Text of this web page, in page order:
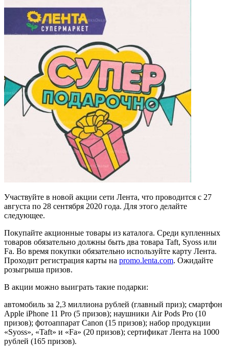
Участвуйте в новой акции сети Лента, что проводится с 27
августа по 28 сентября 2020 года. Для этого делайте
следующее.
Покупайте акционные товары из каталога. Среди купленных
товаров обязательно должны быть два товара Taft, Syoss или
Fa. Во время покупки обязательно используйте карту Лента.
Проходит регистрация карты на promo.lenta.com. Ожидайте
розыгрыша призов.
В акции можно выиграть такие подарки:
автомобиль за 2,3 миллиона рублей (главный приз); смартфон
Apple iPhone 11 Pro (5 призов); наушники Air Pods Pro (10
призов); фотоаппарат Canon (15 призов); набор продукции
«Syoss», «Taft» и «Fa» (20 призов); сертификат Лента на 1000
рублей (165 призов).